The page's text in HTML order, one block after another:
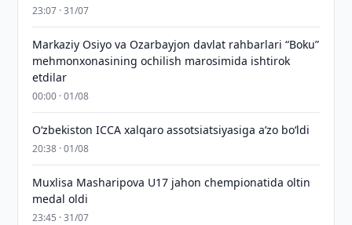
23:07 · 31/07
Markaziy Osiyo va Ozarbayjon davlat rahbarlari “Boku”
mehmonxonasining ochilish marosimida ishtirok
etdilar
00:00 · 01/08
O‘zbekiston ICCA xalqaro assotsiatsiyasiga aʼzo bo‘ldi
20:38 · 01/08
Muxlisa Masharipova U17 jahon chempionatida oltin
medal oldi
23:45 · 31/07